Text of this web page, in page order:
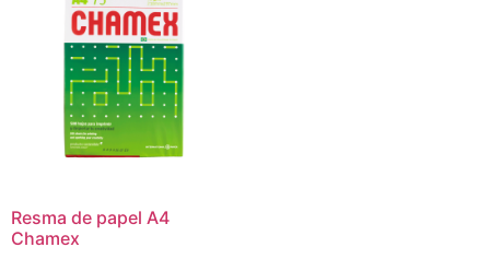
Resma de papel A4
Chamex